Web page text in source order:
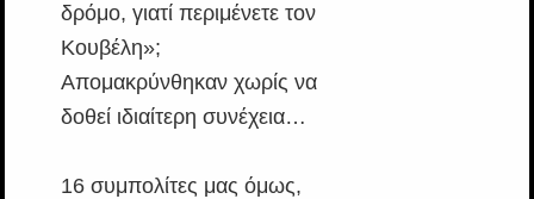
δρόμο, γιατί περιμένετε τον
Κουβέλη»;
Απομακρύνθηκαν χωρίς να
δοθεί ιδιαίτερη συνέχεια…
16 συμπολίτες μας όμως,